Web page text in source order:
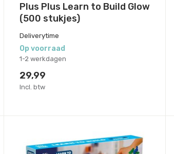
Plus Plus Learn to Build Glow
(500 stukjes)
Deliverytime
Op voorraad
1-2 werkdagen
29,99
Incl. btw